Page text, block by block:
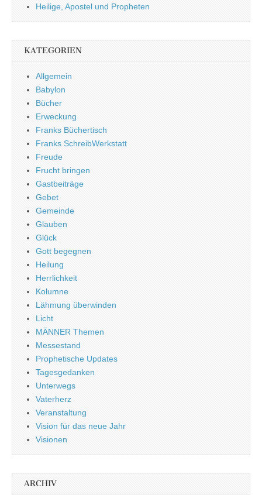
Heilige, Apostel und Propheten
KATEGORIEN
Allgemein
Babylon
Bücher
Erweckung
Franks Büchertisch
Franks SchreibWerkstatt
Freude
Frucht bringen
Gastbeiträge
Gebet
Gemeinde
Glauben
Glück
Gott begegnen
Heilung
Herrlichkeit
Kolumne
Lähmung überwinden
Licht
MÄNNER Themen
Messestand
Prophetische Updates
Tagesgedanken
Unterwegs
Vaterherz
Veranstaltung
Vision für das neue Jahr
Visionen
ARCHIV